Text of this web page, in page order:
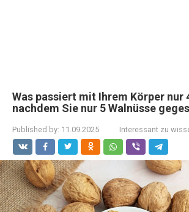
Was passiert mit Ihrem Körper nur
nachdem Sie nur 5 Walnüsse
Published by: 11.09.2025 Interessant zu